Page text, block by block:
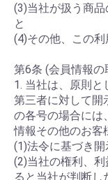
(3)当社が扱う商
と
(4)その他、この
第6条 (会員情報の
1. 当社は、原則と
第三者に対して開
の各号の場合には
情報その他のお客
(1)法令に基づき
(2)当社の権利、
ると当社が判断し